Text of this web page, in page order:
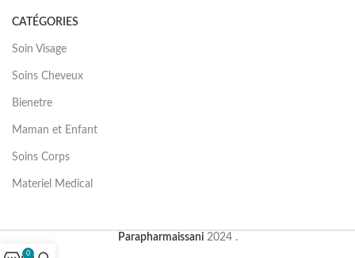
CATÉGORIES
Soin Visage
Soins Cheveux
Bienetre
Maman et Enfant
Soins Corps
Materiel Medical
Parapharmaissani2024 .
0